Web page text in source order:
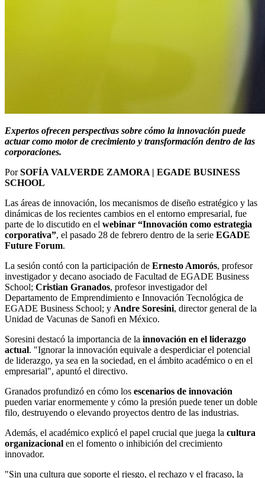
Expertos ofrecen perspectivas sobre cómo la innovación puede
actuar como motor de crecimiento y transformación dentro de las
corporaciones.
PorSOFÍA VALVERDE ZAMORA | EGADE BUSINESS
SCHOOL
Las áreas de innovación, los mecanismos de diseño estratégico y las
dinámicas de los recientes cambios en el entorno empresarial, fue
parte de lo discutido en el webinar “Innovación como estrategia
corporativa”, el pasado 28 de febrero dentro de la serie EGADE
Future Forum.
La sesión contó con la participación de Ernesto Amorós, profesor
investigador y decano asociado de Facultad de EGADE Business
School; Cristian Granados, profesor investigador del
Departamento de Emprendimiento e Innovación Tecnológica de
EGADE Business School; y Andre Soresini, director general de la
Unidad de Vacunas de Sanofi en México.
Soresini destacó la importancia de la innovación en el liderazgo
actual. "Ignorar la innovación equivale a desperdiciar el potencial
de liderazgo, ya sea en la sociedad, en el ámbito académico o en el
empresarial", apuntó el directivo.
Granados profundizó en cómo los escenarios de innovación
pueden variar enormemente y cómo la presión puede tener un doble
filo, destruyendo o elevando proyectos dentro de las industrias.
Además, el académico explicó el papel crucial que juega la cultura
organizacional en el fomento o inhibición del crecimiento
innovador.
"Sin una cultura que soporte el riesgo, el rechazo y el fracaso, la